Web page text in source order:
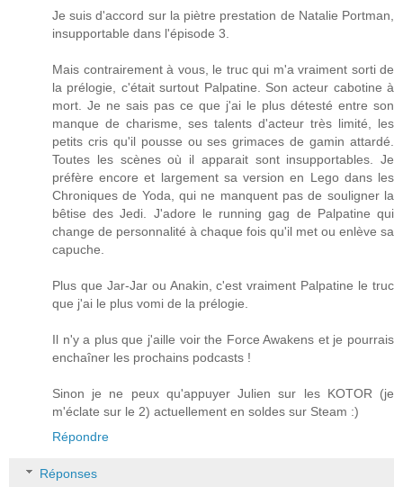
Je suis d'accord sur la piètre prestation de Natalie Portman,
insupportable dans l'épisode 3.
Mais contrairement à vous, le truc qui m'a vraiment sorti de
la prélogie, c'était surtout Palpatine. Son acteur cabotine à
mort. Je ne sais pas ce que j'ai le plus détesté entre son
manque de charisme, ses talents d'acteur très limité, les
petits cris qu'il pousse ou ses grimaces de gamin attardé.
Toutes les scènes où il apparait sont insupportables. Je
préfère encore et largement sa version en Lego dans les
Chroniques de Yoda, qui ne manquent pas de souligner la
bêtise des Jedi. J'adore le running gag de Palpatine qui
change de personnalité à chaque fois qu'il met ou enlève sa
capuche.
Plus que Jar-Jar ou Anakin, c'est vraiment Palpatine le truc
que j'ai le plus vomi de la prélogie.
Il n'y a plus que j'aille voir the Force Awakens et je pourrais
enchaîner les prochains podcasts !
Sinon je ne peux qu'appuyer Julien sur les KOTOR (je
m'éclate sur le 2) actuellement en soldes sur Steam :)
Répondre
Réponses